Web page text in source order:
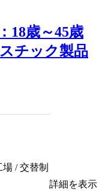
18歳～45歳
チック製品
/ 交替制
詳細を表示